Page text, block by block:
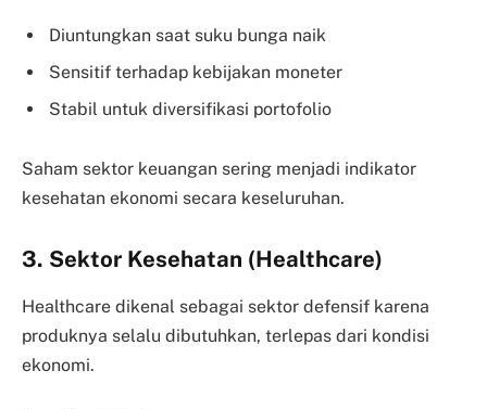
Diuntungkan saat suku bunga naik
Sensitif terhadap kebijakan moneter
Stabil untuk diversifikasi portofolio
Saham sektor keuangan sering menjadi indikator
kesehatan ekonomi secara keseluruhan.
3. Sektor Kesehatan (Healthcare)
Healthcare dikenal sebagai sektor defensif karena
produknya selalu dibutuhkan, terlepas dari kondisi
ekonomi.